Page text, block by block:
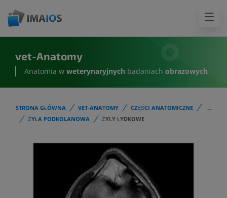
vet-Anatomy
Anatomia w weterynaryjnych badaniach obrazowych
STRONA GŁÓWNA VET-ANATOMY CZĘŚCI ANATOMICZNE
...
ŻYŁA PODKOLANOWA
ŻYŁY ŁYDKOWE